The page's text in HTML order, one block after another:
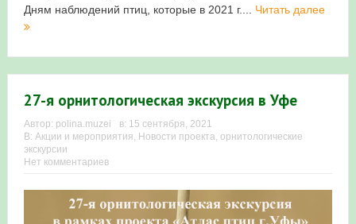
«Весенняя перекличка-2026» — 11-20 мая 2026
в Республике Башкортостан в 2026 году
Дням наблюдений птиц, которые в 2021 г.... Читать далее
27-я орнитологическая экскурсия в Уфе
Автор: polina.muzei в: 15 сентября, 2021
В: Акции и мероприятия, Новости проекта, орнитологические
экскурсии
Нет комментариев